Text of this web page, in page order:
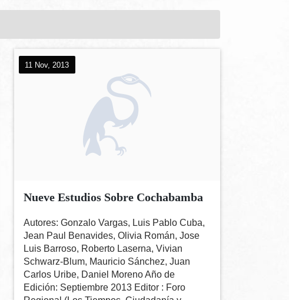
11 Nov, 2013
Nueve Estudios Sobre Cochabamba
Autores: Gonzalo Vargas, Luis Pablo Cuba,
Jean Paul Benavides, Olivia Román, Jose
Luis Barroso, Roberto Laserna, Vivian
Schwarz-Blum, Mauricio Sánchez, Juan
Carlos Uribe, Daniel Moreno Año de
Edición: Septiembre 2013 Editor : Foro